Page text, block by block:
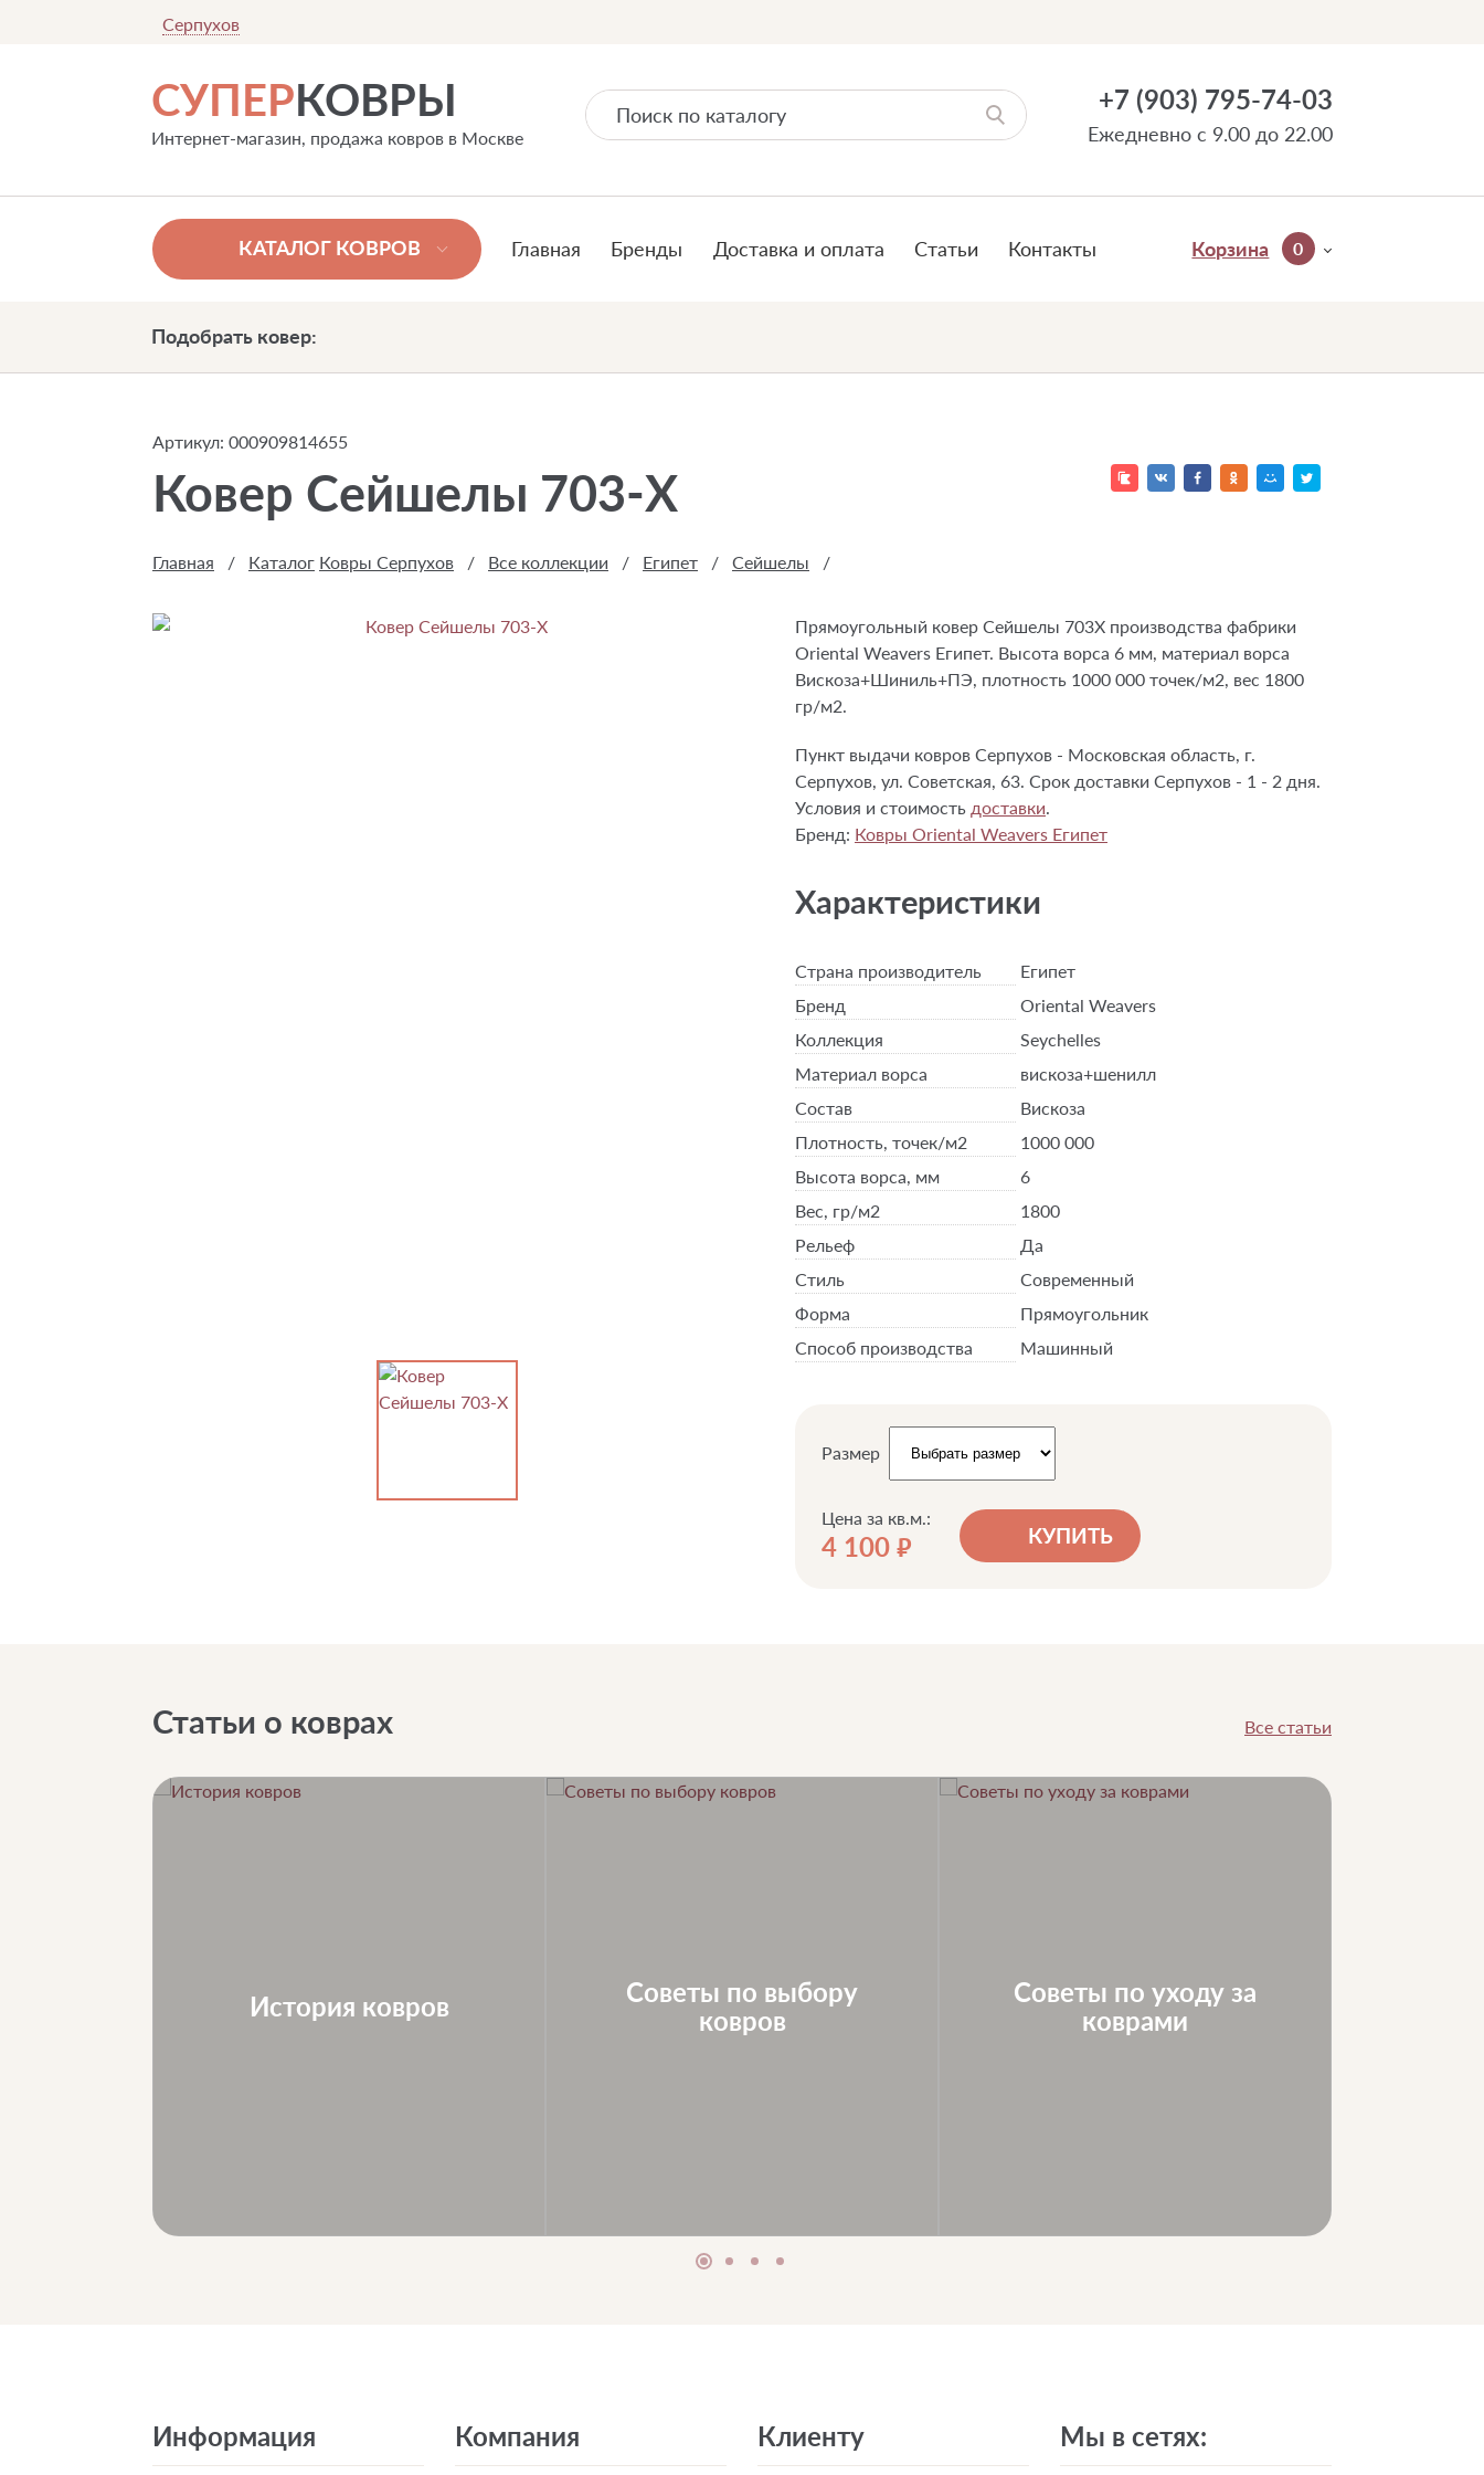
Серпухов
СУПЕРКОВРЫ
Интернет-магазин, продажа ковров в Москве
+7 (903) 795-74-03
Ежедневно с 9.00 до 22.00
КАТАЛОГ КОВРОВ Главная Бренды Доставка и оплата Статьи Контакты Корзина 0
Подобрать ковер:
Артикул: 000909814655
Ковер Сейшелы 703-X
Главная / Каталог Ковры Серпухов / Все коллекции / Египет / Сейшелы /
Прямоугольный ковер Сейшелы 703X производства фабрики
Oriental Weavers Египет. Высота ворса 6 мм, материал ворса
Вискоза+Шиниль+ПЭ, плотность 1000 000 точек/м2, вес 1800
гр/м2.
Пункт выдачи ковров Серпухов - Московская область, г.
Серпухов, ул. Советская, 63. Срок доставки Серпухов - 1 - 2 дня.
Условия и стоимость доставки
Бренд: Ковры Oriental Weavers Египет
Характеристики
Страна производитель
Египет
Бренд
Oriental Weavers
Коллекция
Seychelles
Материал ворса
вискоза+шенилл
Состав
Вискоза
Плотность, точек/м2
1000 000
Высота ворса, мм
6
Вес, гр/м2
1800
Рельеф
Да
Стиль
Современный
Форма
Прямоугольник
Способ производства
Машинный
Размер
Цена за кв.м.:
4 100 руб. КУПИТЬ
Статьи о коврах Все статьи
История ковров
Советы по выбору
ковров
Советы по уходу за
коврами
Информация Компания Клиенту Мы в сетях: